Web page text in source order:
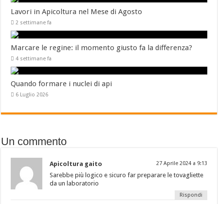
Lavori in Apicoltura nel Mese di Agosto
2 settimane fa
Marcare le regine: il momento giusto fa la differenza?
4 settimane fa
Quando formare i nuclei di api
6 Luglio 2026
Un commento
Apicoltura gaito 27 Aprile 2024 a 9:13
Sarebbe più logico e sicuro far preparare le tovagliette
da un laboratorio
Rispondi